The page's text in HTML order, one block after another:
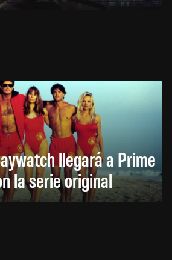
llegará a Prime
la serie original